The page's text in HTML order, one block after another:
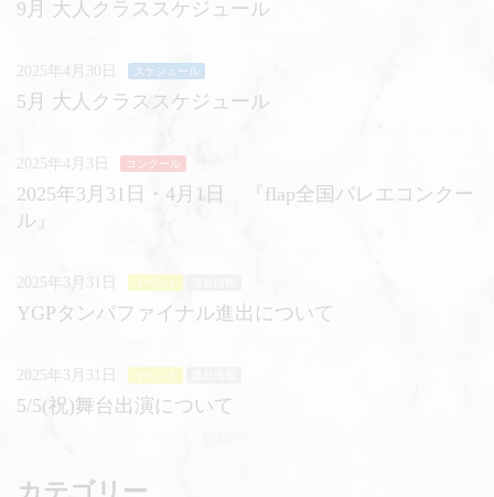
9月 大人クラススケジュール
2025年4月30日 スケジュール
5月 大人クラススケジュール
2025年4月3日 コンクール
2025年3月31日・4月1日 『flap全国バレエコンクー
ル』
2025年3月31日 イベント
YGPタンパファイナル進出について
2025年3月31日 イベント
5/5(祝)舞台出演について